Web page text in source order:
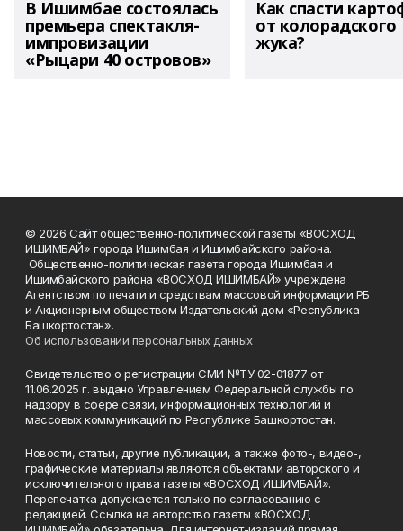
В Ишимбае состоялась
премьера спектакля-
импровизации
«Рыцари 40 островов»
Как спасти
от колорадского
жука?
© 2026 Сайт общественно-политической газеты «ВОСХОД
ИШИМБАЙ» города Ишимбая и Ишимбайского района.
Общественно-политическая газета города Ишимбая и
Ишимбайского района «ВОСХОД ИШИМБАЙ» учреждена
Агентством по печати и средствам массовой информации РБ
и Акционерным обществом Издательский дом «Республика
Башкортостан».
Об использовании персональных данных
Свидетельство о регистрации СМИ №ТУ 02-01877 от
11.06.2025 г. выдано Управлением Федеральной службы по
надзору в сфере связи, информационных технологий и
массовых коммуникаций по Республике Башкортостан.
Новости, статьи, другие публикации, а также фото-, видео-,
графические материалы являются объектами авторского и
исключительного права газеты «ВОСХОД ИШИМБАЙ».
Перепечатка допускается только по согласованию с
редакцией. Ссылка на авторство газеты «ВОСХОД